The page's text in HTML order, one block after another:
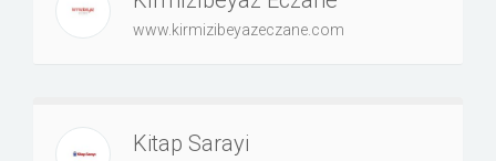
www.kirmizibeyazeczane.com
Kitap Sarayi